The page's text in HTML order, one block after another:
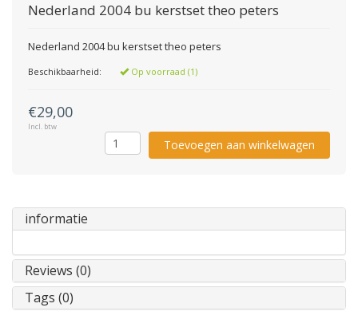
Nederland 2004 bu kerstset theo peters
Nederland 2004 bu kerstset theo peters
Beschikbaarheid: Op voorraad (1)
€29,00
Incl. btw
Toevoegen aan winkelwagen
informatie
Reviews (0)
Tags (0)